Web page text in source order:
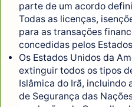
parte de um acordo
Todas as licenças,
para as transações
concedidas pelos
Os Estados Unidos da
extinguir todos os tipos
Islâmica do Irã, incluindo
de Segurança das